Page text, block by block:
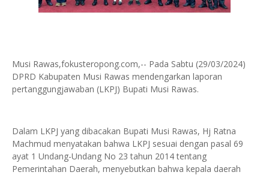
Musi Rawas,fokusteropong.com,-- Pada Sabtu (29/03/2024)
DPRD Kabupaten Musi Rawas mendengarkan laporan
pertanggungjawaban (LKPJ) Bupati Musi Rawas.
Dalam LKPJ yang dibacakan Bupati Musi Rawas, Hj Ratna
Machmud menyatakan bahwa LKPJ sesuai dengan pasal 69
ayat 1 Undang-Undang No 23 tahun 2014 tentang
Pemerintahan Daerah, menyebutkan bahwa kepala daerah